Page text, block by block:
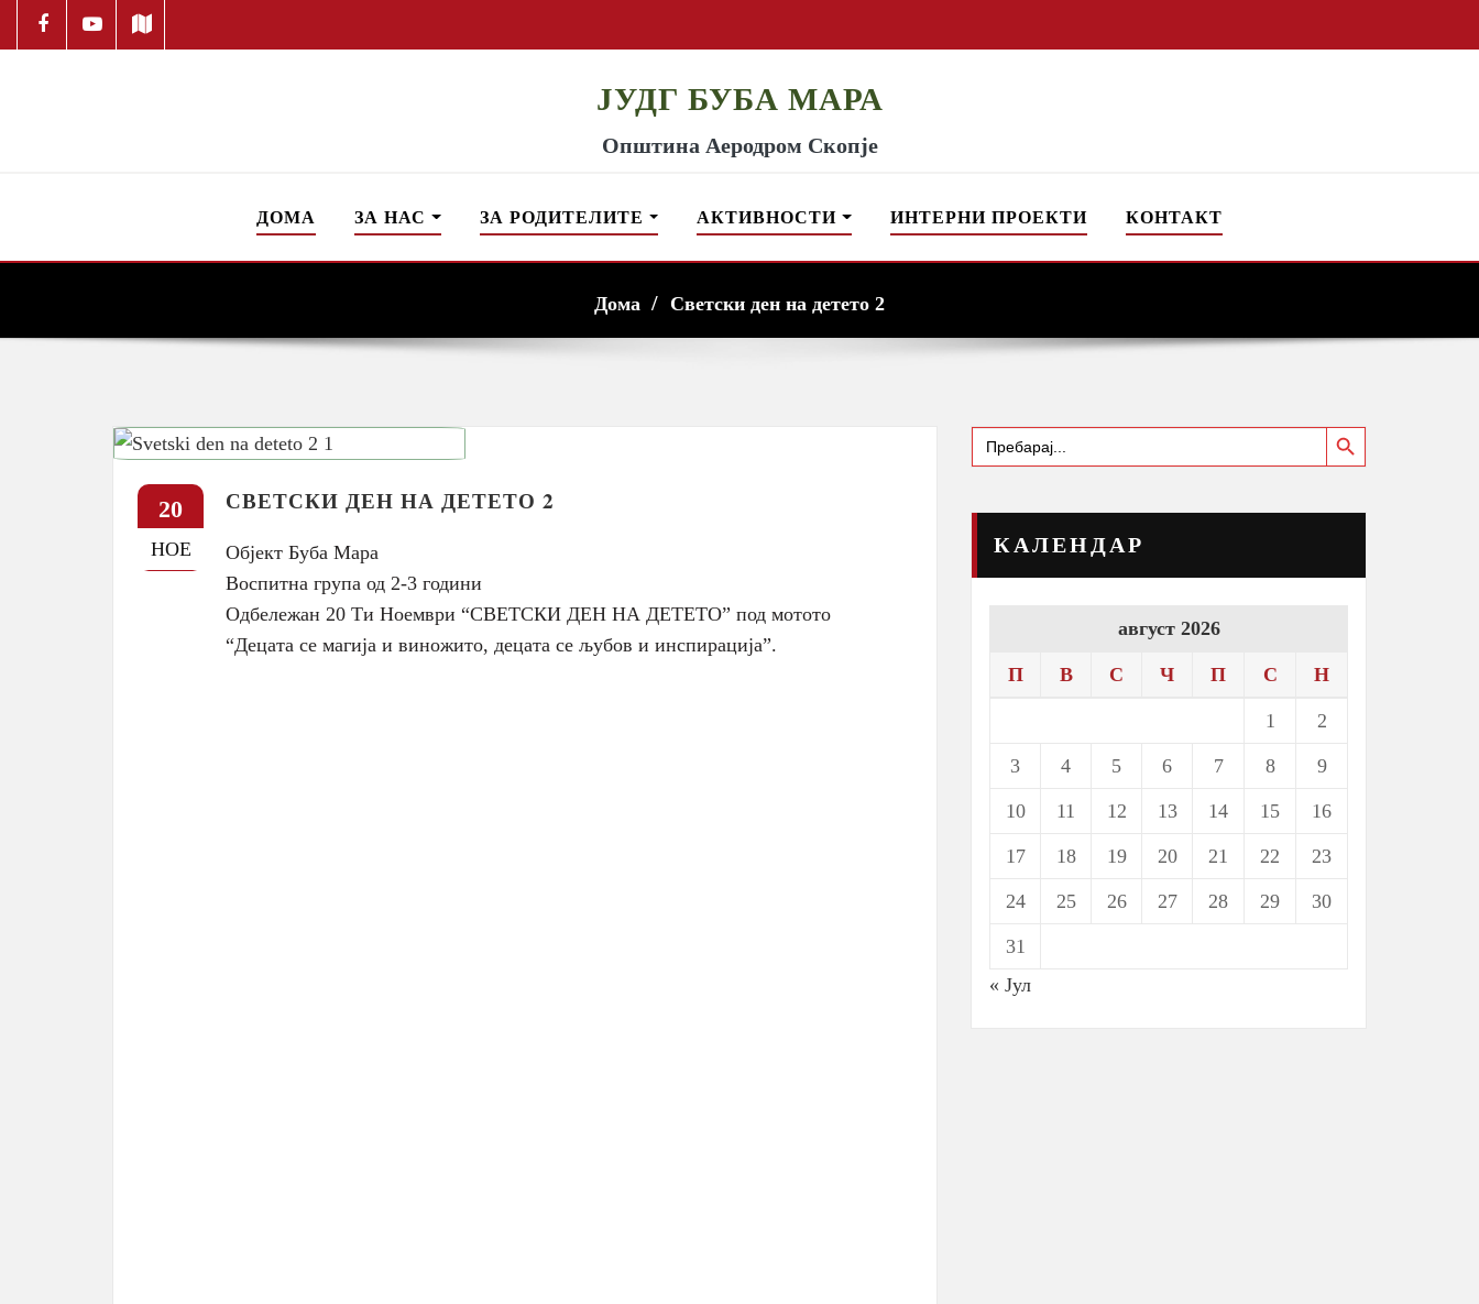
ЈУДГ БУБА МАРА
Општина Аеродром Скопје
ДОМА ЗА НАС ЗА РОДИТЕЛИТЕ АКТИВНОСТИ ИНТЕРНИ ПРОЕКТИ КОНТАКТ
Дома Светски ден на детето 2
20
НОЕ
СВЕТСКИ ДЕН НА ДЕТЕТО 2
Објект Буба Мара
Воспитна група од 2-3 години
Одбележан 20 Ти Ноември “СВЕТСКИ ДЕН НА ДЕТЕТО” под мотото
“Децата се магија и виножито, децата се љубов и инспирација”.
Search
for:
Search Button
КАЛЕНДАР
август 2026
П В С Ч П С Н
1 2
3 4 5 6 7 8 9
10 11 12 13 14 15 16
17 18 19 20 21 22 23
24 25 26 27 28 29 30
31
« Јул